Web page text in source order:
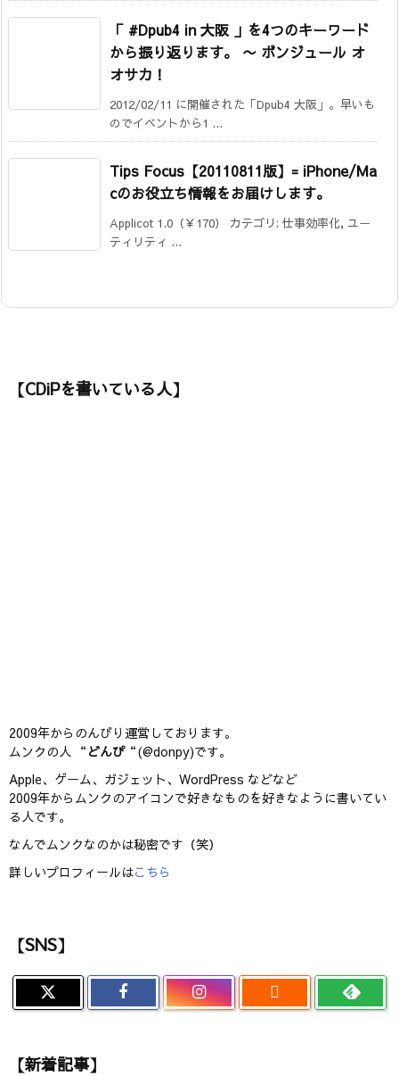
「 #Dpub4 in 大阪 」を4つのキーワード
から振り返ります。 〜 ボンジュール オ
オサカ！
2012/02/11 に開催された「Dpub4 大阪」。早いも
のでイベントから1 ...
Tips Focus【20110811版】= iPhone/Ma
cのお役立ち情報をお届けします。
Applicot 1.0（￥170） カテゴリ: 仕事効率化, ユー
ティリティ ...
【CDiPを書いている人】
2009年からのんびり運営しております。
ムンクの人 “ どんぴ“(@donpy)です。
Apple、ゲーム、ガジェット、WordPress などなど
2009年からムンクのアイコンで好きなものを好きなように書いてい
る人です。
なんでムンクなのかは秘密です（笑）
詳しいプロフィールはこちら
【SNS】

【新着記事】